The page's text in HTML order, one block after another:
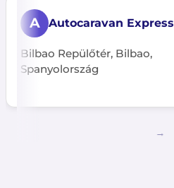
A Autocaravan Express
Bilbao Repülőtér, Bilbao,
Spanyolország